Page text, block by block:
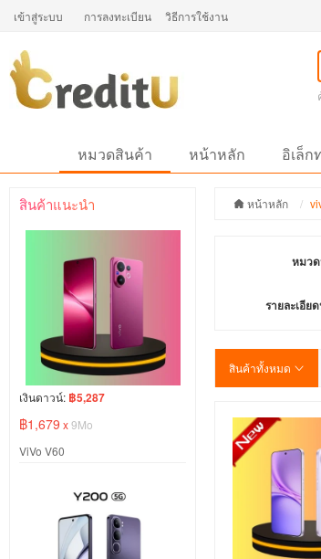
เข้าสู่ระบบ การลงทะเบียน วิธีการใช้งาน
หมวดสินค้า หน้าหลัก อิเล็
สินค้าแนะนำ
เงินดาวน์: ฿5,287
฿1,679 x9Mo
ViVo V60
หน้าหลัก
หมว
รายละเอีย
สินค้าทั้งหมด